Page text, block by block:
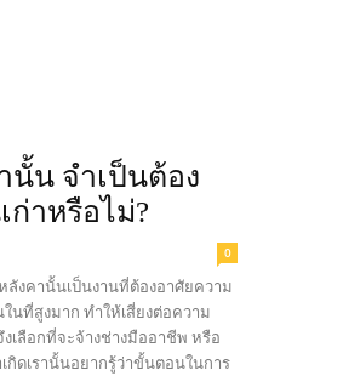
นั้น จำเป็นต้อง
ก่าหรือไม่?
0
ลังคานั้นเป็นงานที่ต้องอาศัยความ
นที่สูงมาก ทำให้เสี่ยงต่อความ
ลือกที่จะจ้างช่างมืออาชีพ หรือ
กิดเรานั้นอยากรู้ว่าขั้นตอนในการ